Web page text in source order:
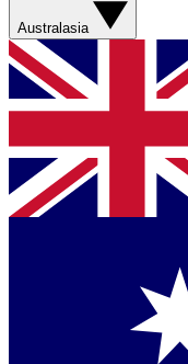
Australasia